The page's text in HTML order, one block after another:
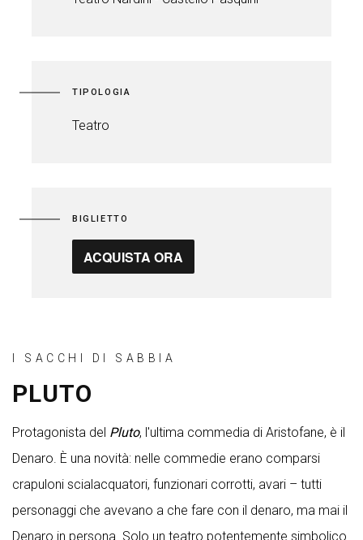
TIPOLOGIA
Teatro
BIGLIETTO
ACQUISTA ORA
I SACCHI DI SABBIA
PLUTO
Protagonista del Pluto, l'ultima commedia di Aristofane, è il
Denaro. È una novità: nelle commedie erano comparsi
crapuloni scialacquatori, funzionari corrotti, avari – tutti
personaggi che avevano a che fare con il denaro, ma mai il
Denaro in persona. Solo un teatro potentemente simbolico